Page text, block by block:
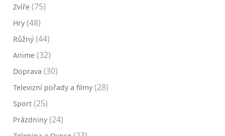
Zvíře (75)
Hry (48)
Růžný (44)
Anime (32)
Doprava (30)
Televizní pořady a filmy (28)
Sport (25)
Prázdniny (24)